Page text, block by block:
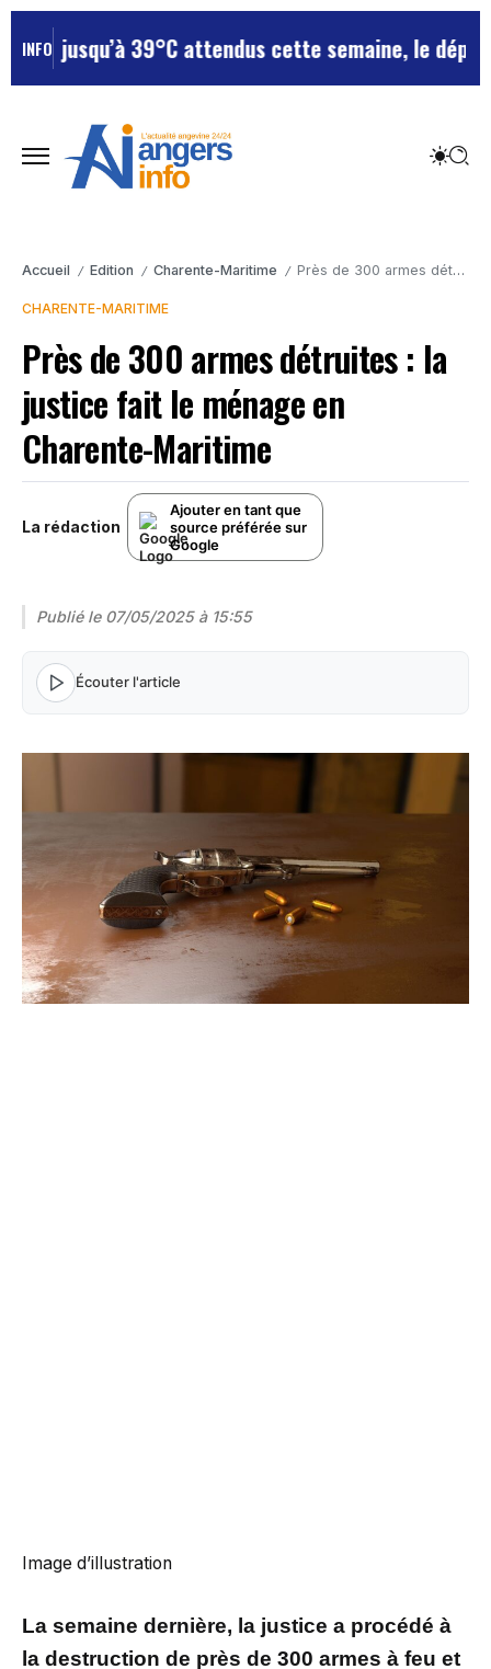
INFO
jusqu’à 39°C attendus cette semaine, le
Accueil / Edition / Charente-Maritime / Près de 300 armes détruites : la justice fait le ménage en Charente-Maritime
CHARENTE-MARITIME
Près de 300 armes détruites : la
justice fait le ménage en
Charente-Maritime
La rédaction
Ajouter en tant que
source préférée sur
Google
Publié le 07/05/2025 à 15:55
Écouter l'article
Image d’illustration
La semaine dernière, la justice a procédé à
la destruction de près de 300 armes à feu et